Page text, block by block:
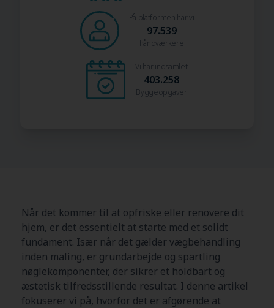
På platformen har vi
97.539
håndværkere
Vi har indsamlet
403.258
Byggeopgaver
Når det kommer til at opfriske eller renovere dit
hjem, er det essentielt at starte med et solidt
fundament. Især når det gælder vægbehandling
inden maling, er grundarbejde og spartling
nøglekomponenter, der sikrer et holdbart og
æstetisk tilfredsstillende resultat. I denne artikel
fokuserer vi på, hvorfor det er afgørende at